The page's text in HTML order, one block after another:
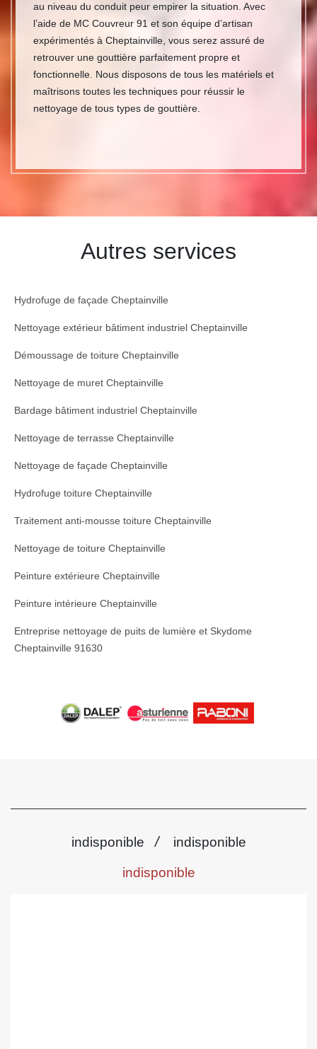
au niveau du conduit peur empirer la situation. Avec
l’aide de MC Couvreur 91 et son équipe d’artisan
expérimentés à Cheptainville, vous serez assuré de
retrouver une gouttière parfaitement propre et
fonctionnelle. Nous disposons de tous les matériels et
maîtrisons toutes les techniques pour réussir le
nettoyage de tous types de gouttière.
Autres services
Hydrofuge de façade Cheptainville
Nettoyage extérieur bâtiment industriel Cheptainville
Démoussage de toiture Cheptainville
Nettoyage de muret Cheptainville
Bardage bâtiment industriel Cheptainville
Nettoyage de terrasse Cheptainville
Nettoyage de façade Cheptainville
Hydrofuge toiture Cheptainville
Traitement anti-mousse toiture Cheptainville
Nettoyage de toiture Cheptainville
Peinture extérieure Cheptainville
Peinture intérieure Cheptainville
Entreprise nettoyage de puits de lumière et Skydome
Cheptainville 91630
indisponible / indisponible
indisponible